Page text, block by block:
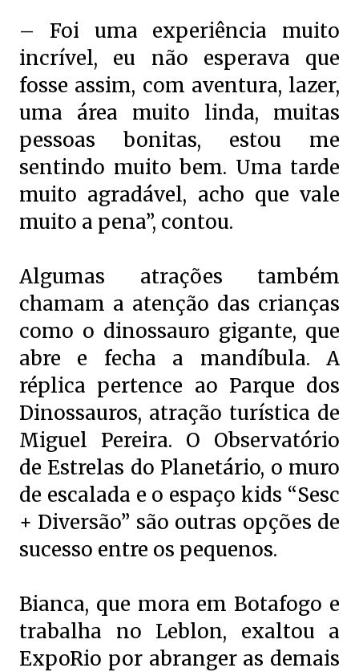
– Foi uma experiência muito
incrível, eu não esperava que
fosse assim, com aventura, lazer,
uma área muito linda, muitas
pessoas bonitas, estou me
sentindo muito bem. Uma tarde
muito agradável, acho que vale
muito a pena”, contou.
Algumas atrações também
chamam a atenção das crianças
como o dinossauro gigante, que
abre e fecha a mandíbula. A
réplica pertence ao Parque dos
Dinossauros, atração turística de
Miguel Pereira. O Observatório
de Estrelas do Planetário, o muro
de escalada e o espaço kids “Sesc
+ Diversão” são outras opções de
sucesso entre os pequenos.
Bianca, que mora em Botafogo e
trabalha no Leblon, exaltou a
ExpoRio por abranger as demais